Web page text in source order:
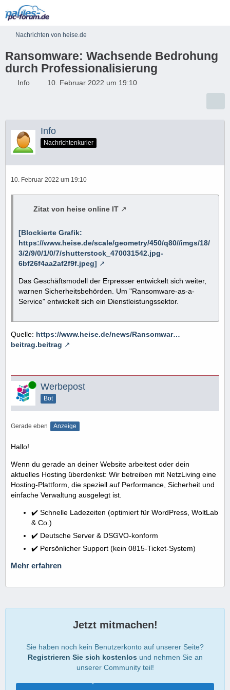
Nachrichten von heise.de
Ransomware: Wachsende Bedrohung
durch Professionalisierung
Info 10. Februar 2022 um 19:10
Info
Nachrichtenkurier
10. Februar 2022 um 19:10
Zitat von heise online IT
[Blockierte Grafik:
https://www.heise.de/scale/geometry/450/q80//imgs/18/
3/2/9/0/1/0/7/shutterstock_470031542.jpg-
6bf26f4aa2af2f9f.jpeg]
Das Geschäftsmodell der Erpresser entwickelt sich weiter,
warnen Sicherheitsbehörden. Um "Ransomware-as-a-
Service" entwickelt sich ein Dienstleistungssektor.
Quelle: https://www.heise.de/news/Ransomwar…
beitrag.beitrag
Online Werbepost
Bot
Gerade eben Anzeige
Hallo!
Wenn du gerade an deiner Website arbeitest oder dein
aktuelles Hosting überdenkst: Wir betreiben mit NetzLiving eine
Hosting-Plattform, die speziell auf Performance, Sicherheit und
einfache Verwaltung ausgelegt ist.
✔️ Schnelle Ladezeiten (optimiert für WordPress, WoltLab
& Co.)
✔️ Deutsche Server & DSGVO-konform
✔️ Persönlicher Support (kein 0815-Ticket-System)
Mehr erfahren
Jetzt mitmachen!
Sie haben noch kein Benutzerkonto auf unserer Seite?
Registrieren Sie sich kostenlos und nehmen Sie an
unserer Community teil!